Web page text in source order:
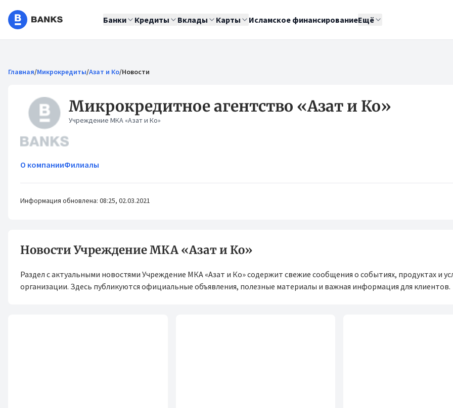
Банки Кредиты Вклады Карты Исламское финансированиеЕщё
Главная/Микрокредиты/Азат и Ко/Новости
Микрокредитное агентство «Азат и Ко»
Учреждение МКА «Азат и Ко»
О компанииФилиалы
Информация обновлена: 08:25, 02.03.2021
Новости Учреждение МКА «Азат и Ко»
Раздел с актуальными новостями Учреждение МКА «Азат и Ко» содержит свежие сообщения о событиях, продуктах и
организации. Здесь публикуются официальные объявления, полезные материалы и важная информация для клиентов.